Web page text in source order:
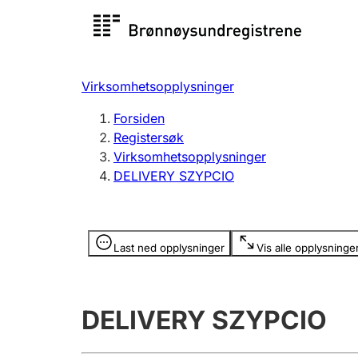
Registersøk
Registrere, endre, slette
Virksomhetsopplysninger
Forsiden
Registersøk
Virksomhetsopplysninger
DELIVERY SZYPCIO
Last ned opplysninger Vis alle
Opplysninger er skjult
DELIVERY SZYPCIO